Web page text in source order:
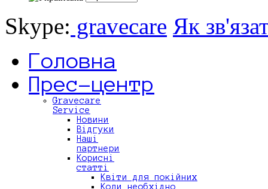
Skype: gravecare Як
Головна
Прес-центр
Gravecare
Service
Новини
Відгуки
Наші
партнери
Корисні
статті
Квіти для покійних
Коли необхідно